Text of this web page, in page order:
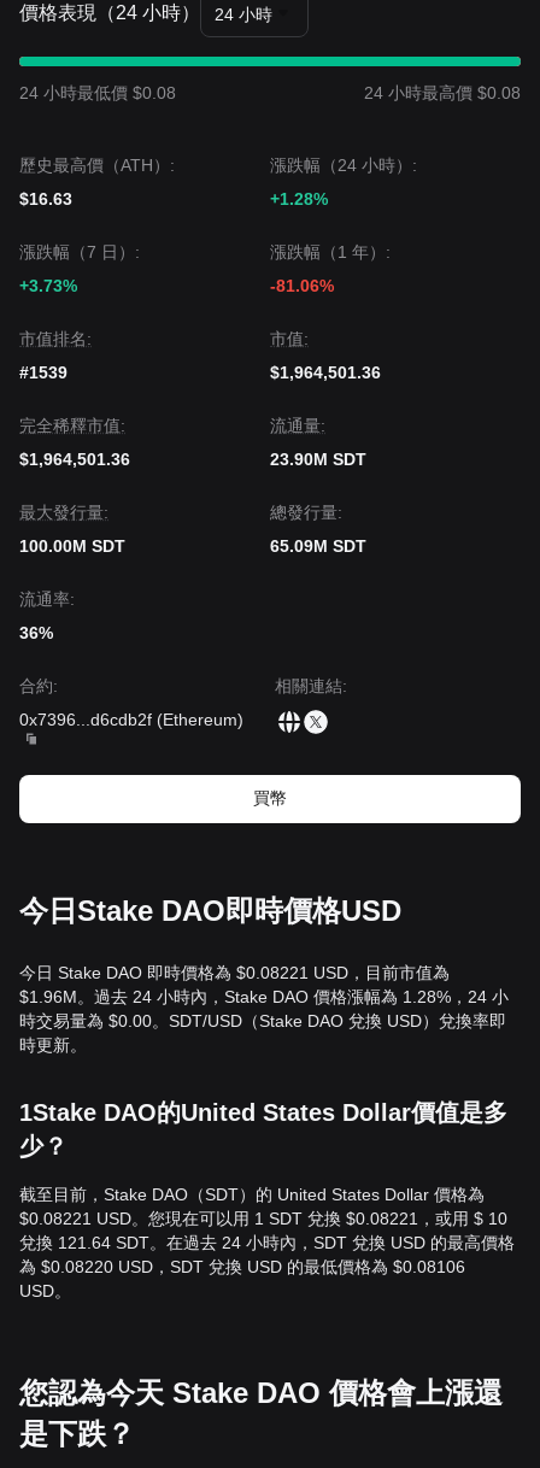
價格表現（24 小時） 24 小時
24 小時最低價 $0.08 24 小時最高價 $0.08
歷史最高價（ATH）:
$16.63
漲跌幅（24 小時）:
+1.28%
漲跌幅（7 日）:
+3.73%
漲跌幅（1 年）:
-81.06%
市值排名:
#1539
市值:
$1,964,501.36
完全稀釋市值:
$1,964,501.36
流通量:
23.90M SDT
‌最大發行量:
100.00M SDT
總發行量:
65.09M SDT
流通率:
36%
合約:
0x7396
d6cdb2f (Ethereum)
相關連結:
買幣
今日Stake DAO即時價格USD
今日 Stake DAO 即時價格為 $0.08221 USD，目前市值為
$1.96M。過去 24 小時內，Stake DAO 價格漲幅為 1.28%，24 小
時交易量為 $0.00。SDT/USD（Stake DAO 兌換 USD）兌換率即
時更新。
1Stake DAO的United States Dollar價值是多
少？
截至目前，Stake DAO（SDT）的 United States Dollar 價格為
$0.08221 USD。您現在可以用 1 SDT 兌換 $0.08221，或用 $ 10
兌換 121.64 SDT。在過去 24 小時內，SDT 兌換 USD 的最高價格
為 $0.08220 USD，SDT 兌換 USD 的最低價格為 $0.08106
USD。
您認為今天 Stake DAO 價格會上漲還
是下跌？